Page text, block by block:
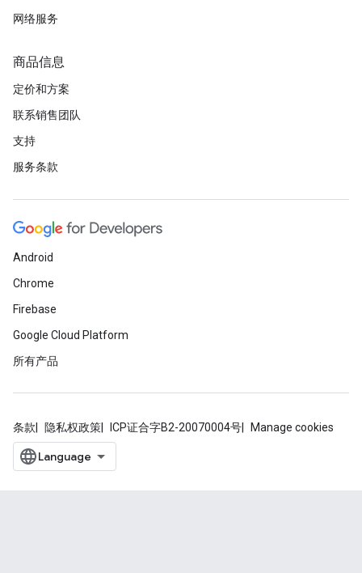
网络服务
商品信息
定价和方案
联系销售团队
支持
服务条款
Android
Chrome
Firebase
Google Cloud Platform
所有产品
条款 隐私权政策 ICP证合字B2-20070004号 Manage cookies